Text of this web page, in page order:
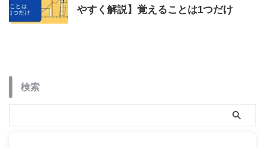
やすく解説】覚えることは1つだけ
検索